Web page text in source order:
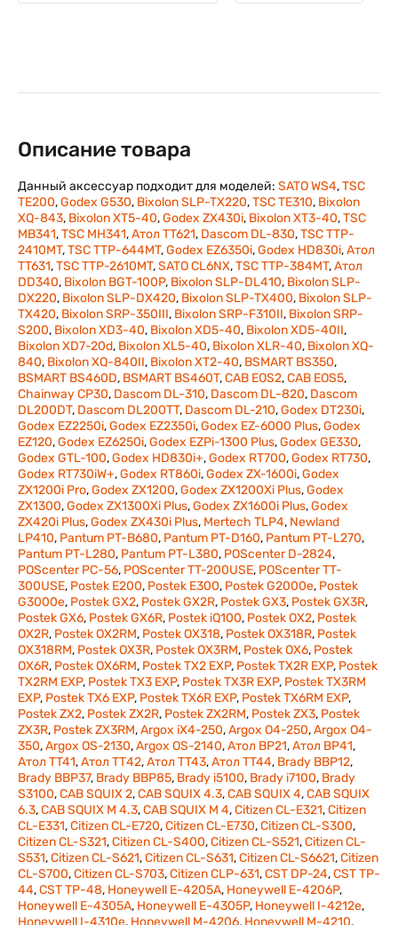
Описание товара
Данный аксессуар подходит для моделей: SATO WS4,TSC
TE200,Godex G530, Bixolon SLP-TX220,TSC TE310, Bixolon
XQ-843, Bixolon XT5-40,Godex ZX430i, Bixolon XT3-40,TSC
MB341,TSC MH341,Атол TT621, Dascom DL-830,TSC TTP-
2410MT,TSC TTP-644MT,Godex EZ6350i,Godex HD830i,Атол
TT631,TSC TTP-2610MT,SATO CL6NX,TSC TTP-384MT,Атол
DD340, Bixolon BGT-100P, Bixolon SLP-DL410, Bixolon SLP-
DX220, Bixolon SLP-DX420, Bixolon SLP-TX400, Bixolon SLP-
TX420, Bixolon SRP-350III, Bixolon SRP-F310II, Bixolon SRP-
S200, Bixolon XD3-40, Bixolon XD5-40, Bixolon XD5-40II,
Bixolon XD7-20d, Bixolon XL5-40, Bixolon XLR-40, Bixolon XQ-
840, Bixolon XQ-840II, Bixolon XT2-40, BSMART BS350,
BSMART BS460D, BSMART BS460T,CAB EOS2,CAB EOS5,
Chainway CP30, Dascom DL-310, Dascom DL-820, Dascom
DL200DT, Dascom DL200TT, Dascom DL-210,Godex DT230i,
Godex EZ2250i,Godex EZ2350i,Godex EZ-6000 Plus,Godex
EZ120,Godex EZ6250i,Godex EZPi-1300 Plus,Godex GE330,
Godex GTL-100,Godex HD830i+,Godex RT700,Godex RT730,
Godex RT730iW+,Godex RT860i,Godex ZX-1600i,Godex
ZX1200i Pro,Godex ZX1200,Godex ZX1200Xi Plus,Godex
ZX1300,Godex ZX1300Xi Plus,Godex ZX1600i Plus,Godex
ZX420i Plus,Godex ZX430i Plus, Mertech TLP4, Newland
LP410, Pantum PT-B680, Pantum PT-D160, Pantum PT-L270,
Pantum PT-L280, Pantum PT-L380, POScenter D-2824,
POScenter PC-56, POScenter TT-200USE, POScenter TT-
300USE, Postek E200, Postek E300, Postek G2000e, Postek
G3000e, Postek GX2, Postek GX2R, Postek GX3, Postek GX3R,
Postek GX6, Postek GX6R, Postek iQ100, Postek OX2, Postek
OX2R, Postek OX2RM, Postek OX318, Postek OX318R, Postek
OX318RM, Postek OX3R, Postek OX3RM, Postek OX6, Postek
OX6R, Postek OX6RM, Postek TX2 EXP, Postek TX2R EXP, Postek
TX2RM EXP, Postek TX3 EXP, Postek TX3R EXP, Postek TX3RM
EXP, Postek TX6 EXP, Postek TX6R EXP, Postek TX6RM EXP,
Postek ZX2, Postek ZX2R, Postek ZX2RM, Postek ZX3, Postek
ZX3R, Postek ZX3RM,Argox iX4-250,Argox O4-250,Argox O4-
350,Argox OS-2130,Argox OS-2140,Атол BP21,Атол BP41,
Атол TT41,Атол ТТ42,Атол TT43,Атол TT44, Brady BBP12,
Brady BBP37, Brady BBP85, Brady i5100, Brady i7100, Brady
S3100,CAB SQUIX 2,CAB SQUIX 4.3,CAB SQUIX 4,CAB SQUIX
6.3,CAB SQUIX M 4.3,CAB SQUIX M 4,Citizen CL-E321,Citizen
CL-E331,Citizen CL-E720,Citizen CL-E730,Citizen CL-S300,
Citizen CL-S321,Citizen CL-S400,Citizen CL-S521,Citizen CL-
S531,Citizen CL-S621,Citizen CL-S631,Citizen CL-S6621,Citizen
CL-S700,Citizen CL-S703,Citizen CLP-631,CST DP-24,CST TP-
44,CST TP-48, Honeywell E-4205A, Honeywell E-4206P,
Honeywell E-4305A, Honeywell E-4305P, Honeywell I-4212e,
Honeywell I-4310e, Honeywell M-4206, Honeywell M-4210,